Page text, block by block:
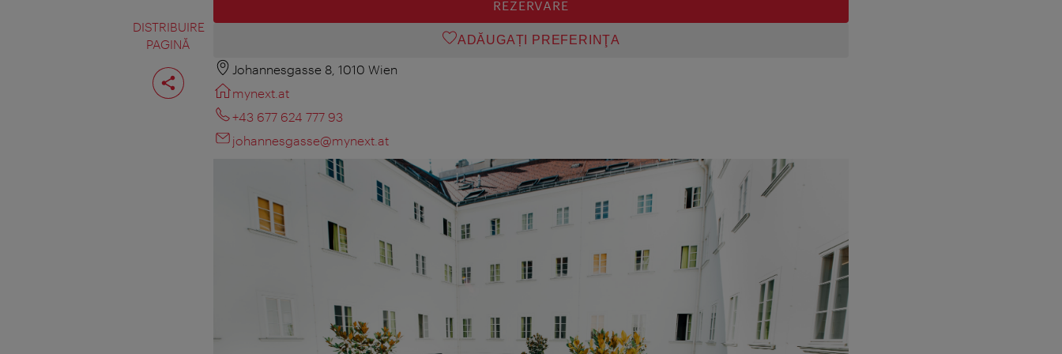
DISTRIBUIRE
PAGINĂ
Distribuiţi
pagina
REZERVARE
ADĂUGAȚI PREFERINŢA
Johannesgasse 8, 1010 Wien
mynext.at
+43 677 624 777 93
johannesgasse@mynext.at